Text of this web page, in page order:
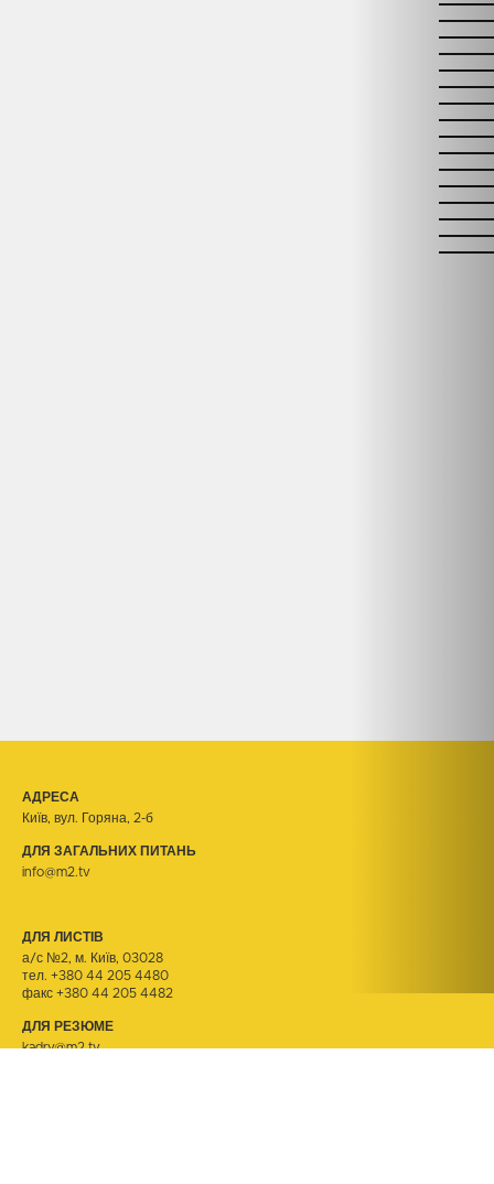
АДРЕСА
Київ, вул. Горяна, 2-б
ДЛЯ ЗАГАЛЬНИХ ПИТАНЬ
info@m2.tv
ДЛЯ ЛИСТІВ
а/с №2, м. Київ, 03028
тел. +380 44 205 4480
факс +380 44 205 4482
ДЛЯ РЕЗЮМЕ
kadry@m2.tv